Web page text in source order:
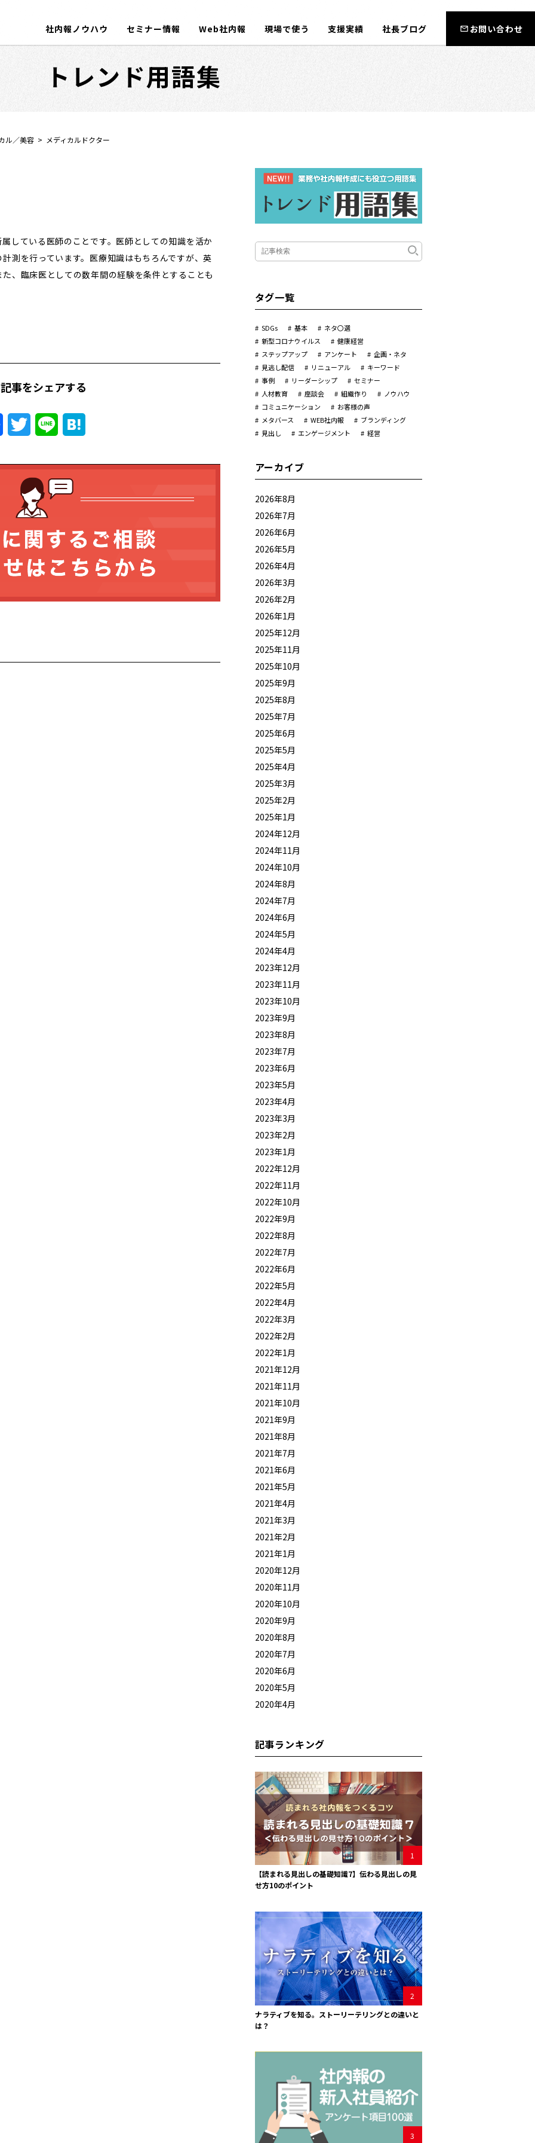
社内報ノウハウ セミナー情報 Web社内報 現場で使う 支援実績 社長ブログ お問い合わせ
トレンド用語集
ル／美容 メディカルドクター
している医師のことです。医師としての知識を活か
測を行っています。医療知識はもちろんですが、英
、臨床医としての数年間の経験を条件とすることも
事をシェアする
FacebookTwitter Line
タグ一覧
SDGs 基本
ネタ〇選
新型コロナウイルス
健康経営
ステップアップ
アンケート
企画・ネタ
見逃し配信
リニューアル
キーワード
事例
リーダーシップ
セミナー
人材教育
座談会 組織作り
ノウハウ
コミュニケーション
お客様の声
メタバース
WEB社内報
ブランディング
見出し
エンゲージメント 経営
アーカイブ
2026年8月
2026年7月
2026年6月
2026年5月
2026年4月
2026年3月
2026年2月
2026年1月
2025年12月
2025年11月
2025年10月
2025年9月
2025年8月
2025年7月
2025年6月
2025年5月
2025年4月
2025年3月
2025年2月
2025年1月
2024年12月
2024年11月
2024年10月
2024年8月
2024年7月
2024年6月
2024年5月
2024年4月
2023年12月
2023年11月
2023年10月
2023年9月
2023年8月
2023年7月
2023年6月
2023年5月
2023年4月
2023年3月
2023年2月
2023年1月
2022年12月
2022年11月
2022年10月
2022年9月
2022年8月
2022年7月
2022年6月
2022年5月
2022年4月
2022年3月
2022年2月
2022年1月
2021年12月
2021年11月
2021年10月
2021年9月
2021年8月
2021年7月
2021年6月
2021年5月
2021年4月
2021年3月
2021年2月
2021年1月
2020年12月
2020年11月
2020年10月
2020年9月
2020年8月
2020年7月
2020年6月
2020年5月
2020年4月
記事ランキング
1
【読まれる見出しの基礎知識7】伝わる見出しの見
せ方10のポイント
2
ナラティブを知る。ストーリーテリングとの違いと
は？
3